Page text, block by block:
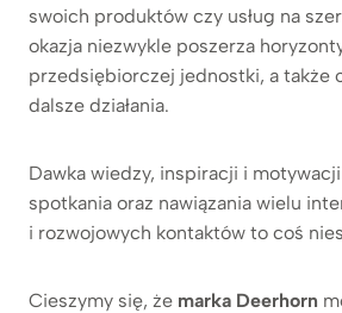
swoich produktów czy usług na
okazja niezwykle poszerza
przedsiębiorczej jednostki, a także
dalsze działania.
Dawka wiedzy, inspiracji i
spotkania oraz nawiązania wielu
i rozwojowych kontaktów to coś
Cieszymy się, że marka Deerhorn